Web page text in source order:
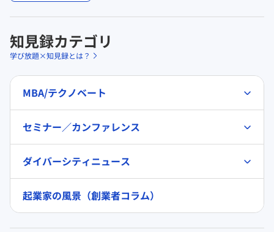
知見録カテゴリ
学び放題×知見録とは？
MBA/テクノベート
セミナー／カンファレンス
ダイバーシティニュース
起業家の風景（創業者コラム）